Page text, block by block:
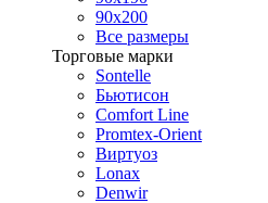
90х200
Все размеры
Торговые марки
Sontelle
Бьютисон
Comfort Line
Promtex-Orient
Виртуоз
Lonax
Denwir